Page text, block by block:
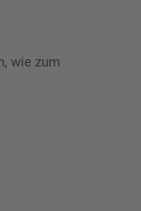
wie zum